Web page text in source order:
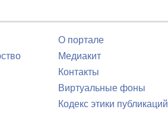
О портале
Медиакит
Контакты
Виртуальные фоны
Кодекс этики публикаций